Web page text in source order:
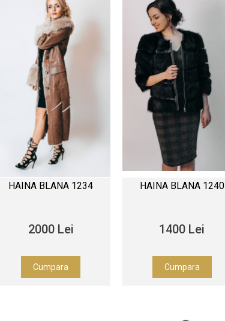
HAINA BLANA 1234
2000 Lei
Cumpara
HAINA BLANA 1240
1400 Lei
Cumpara